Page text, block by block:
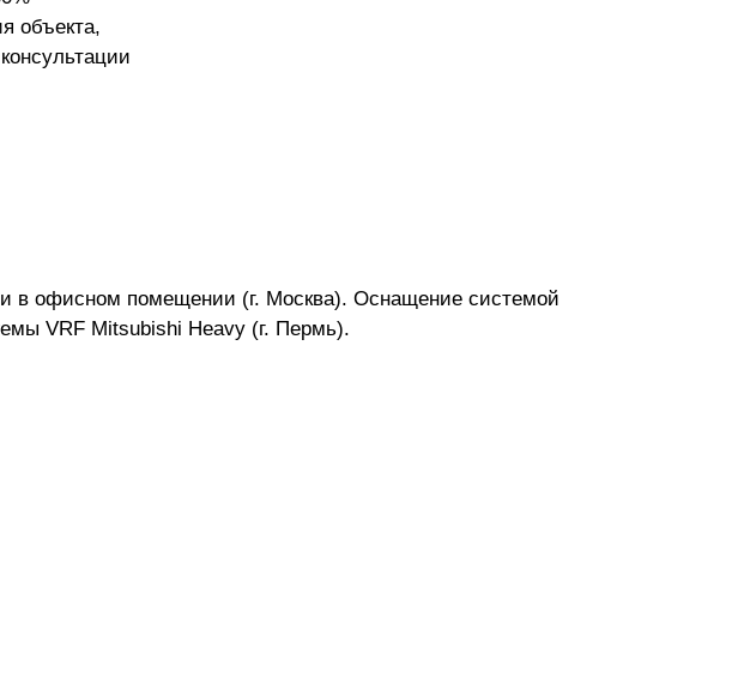
объекта,
в офисном помещении (г. Москва). Оснащение системой
VRF Mitsubishi Heavy (г. Пермь).